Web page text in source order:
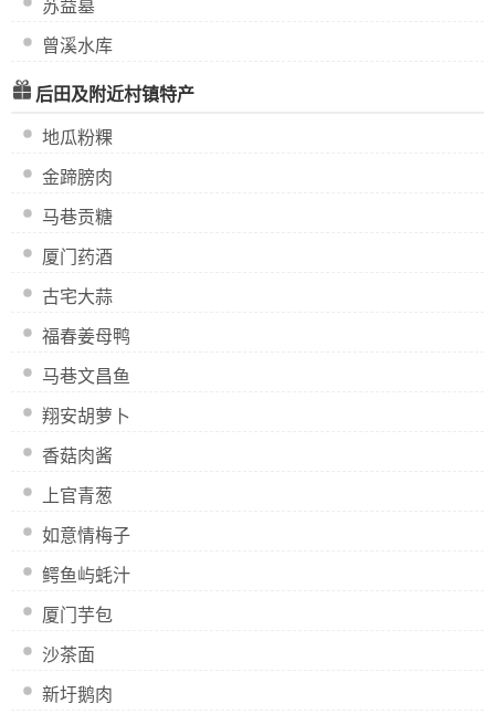
苏益墓
曾溪水库
后田及附近村镇特产
地瓜粉粿
金蹄膀肉
马巷贡糖
厦门药酒
古宅大蒜
福春姜母鸭
马巷文昌鱼
翔安胡萝卜
香菇肉酱
上官青葱
如意情梅子
鳄鱼屿蚝汁
厦门芋包
沙茶面
新圩鹅肉